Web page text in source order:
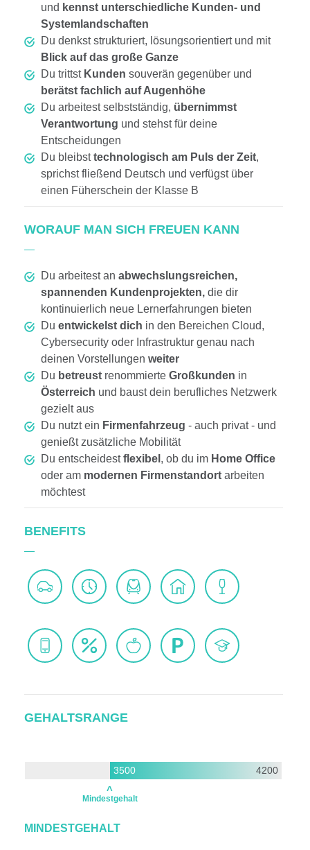
und kennst unterschiedliche Kunden- und
Systemlandschaften
Du denkst strukturiert, lösungsorientiert und mit
Blick auf das große Ganze
Du trittst Kunden souverän gegenüber und
berätst fachlich auf Augenhöhe
Du arbeitest selbstständig, übernimmst
Verantwortung und stehst für deine
Entscheidungen
Du bleibsttechnologisch am Puls der Zeit,
sprichst fließend Deutsch und verfügst über
einen Füherschein der Klasse B
WORAUF MAN SICH FREUEN KANN
Du arbeitest an abwechslungsreichen,
spannenden Kundenprojekten, die dir
kontinuierlich neue Lernerfahrungen bieten
Du entwickelst dich in den Bereichen Cloud,
Cybersecurity oder Infrastruktur genau nach
deinen Vorstellungen weiter
Du betreust renommierte Großkunden in
Österreich und baust dein berufliches Netzwerk
gezielt aus
Du nutzt ein Firmenfahrzeug - auch privat - und
genießt zusätzliche Mobilität
Du entscheidestflexibel , ob du im Home Office
oder am modernen Firmenstandort arbeiten
möchtest
BENEFITS
GEHALTSRANGE
3500 4200
Mindestgehalt
MINDESTGEHALT